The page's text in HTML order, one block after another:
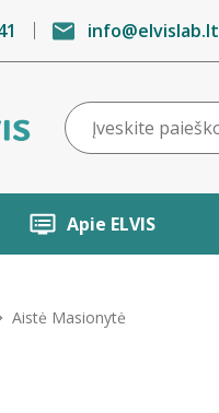
info@elvislab.lt
Apie ELVIS
Aistė Masionytė